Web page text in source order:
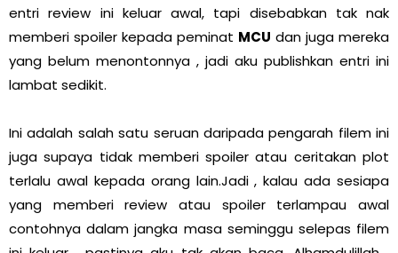
entri review ini keluar awal, tapi disebabkan tak nak
memberi spoiler kepada peminat MCU dan juga mereka
yang belum menontonnya , jadi aku publishkan entri ini
lambat sedikit.
Ini adalah salah satu seruan daripada pengarah filem ini
juga supaya tidak memberi spoiler atau ceritakan plot
terlalu awal kepada orang lain.Jadi , kalau ada sesiapa
yang memberi review atau spoiler terlampau awal
contohnya dalam jangka masa seminggu selepas filem